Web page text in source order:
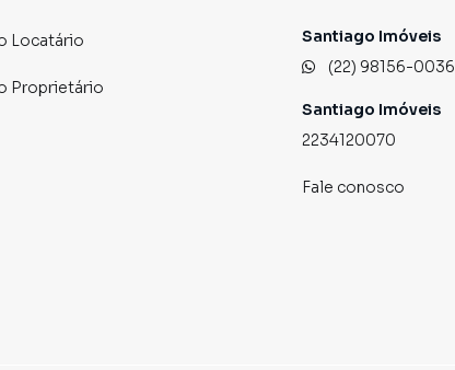
Locatário
Proprietário
Santiago Imóveis
(22) 98156-0036
Santiago Imóveis
2234120070
Fale conosco